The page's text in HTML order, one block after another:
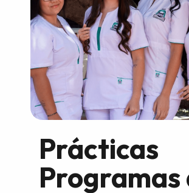
Prácticas
Programas